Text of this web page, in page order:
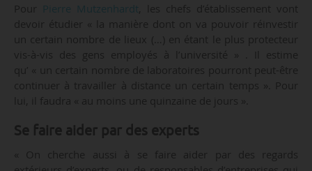
Pour
Pierre Mutzenhardt, les chefs d’établissement vont
devoir étudier « la manière dont on va pouvoir réinvestir
un certain nombre de lieux (…) en étant le plus protecteur
vis-à-vis des gens employés à l’université » . Il estime
qu’ « un certain nombre de laboratoires pourront peut-être
continuer à travailler à distance un certain temps ». Pour
lui, il faudra « au moins une quinzaine de jours ».
Se faire aider par des experts
« On cherche aussi à se faire aider par des regards